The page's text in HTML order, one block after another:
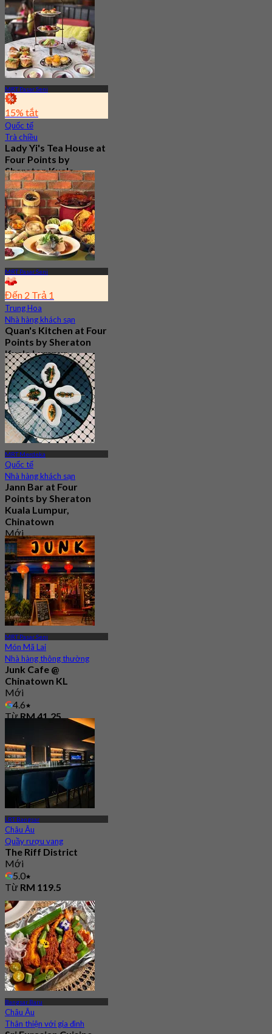
MRT Pasar Seni
15% tắt
Quốc tế
Trà chiều
Lady Yi's Tea House at
Four Points by
Sheraton Kuala
Lumpur, Chinatown
Mới
4.7
TừRM 75.65
MRT Pasar Seni
Đến 2 Trả 1
Trung Hoa
Nhà hàng khách sạn
Quan's Kitchen at Four
Points by Sheraton
Kuala Lumpur,
Chinatown
Mới
3.8
TừRM 46
MRT Merdeka
Quốc tế
Nhà hàng khách sạn
Jann Bar at Four
Points by Sheraton
Kuala Lumpur,
Chinatown
Mới
4.1
TừRM 44.5
MRT Pasar Seni
Món Mã Lai
Nhà hàng thông thường
Junk Cafe @
Chinatown KL
Mới
4.6
TừRM 41.25
LRT Bangsar
Châu Âu
Quầy rượu vang
The Riff District
Mới
5.0
Từ RM 119.5
Bangsar Baru
Châu Âu
Thân thiện với gia đình